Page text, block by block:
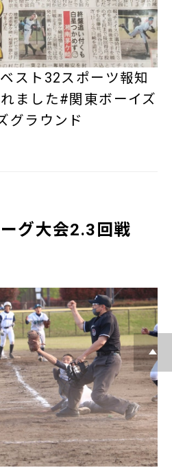
スト32スポーツ報知
ました#関東ボーイズ
グラウンド
グ大会2.3回戦